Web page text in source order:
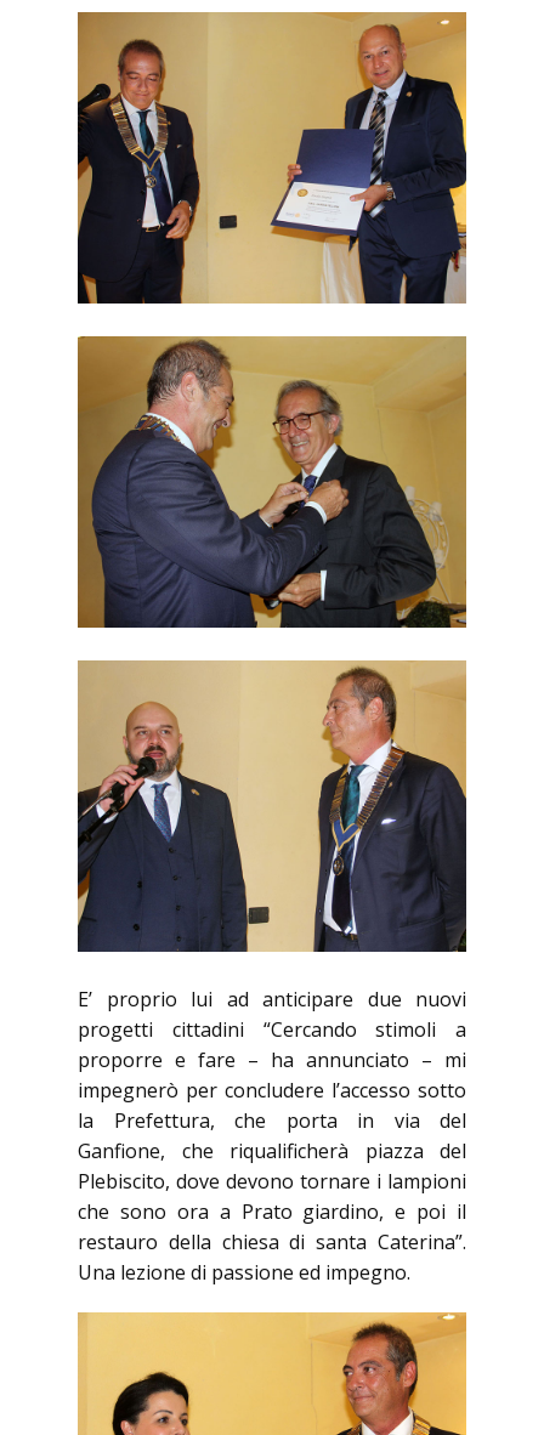
E’ proprio lui ad anticipare due nuovi
progetti cittadini “Cercando stimoli a
proporre e fare – ha annunciato – mi
impegnerò per concludere l’accesso sotto
la Prefettura, che porta in via del
Ganfione, che riqualificherà piazza del
Plebiscito, dove devono tornare i lampioni
che sono ora a Prato giardino, e poi il
restauro della chiesa di santa Caterina”.
Una lezione di passione ed impegno.